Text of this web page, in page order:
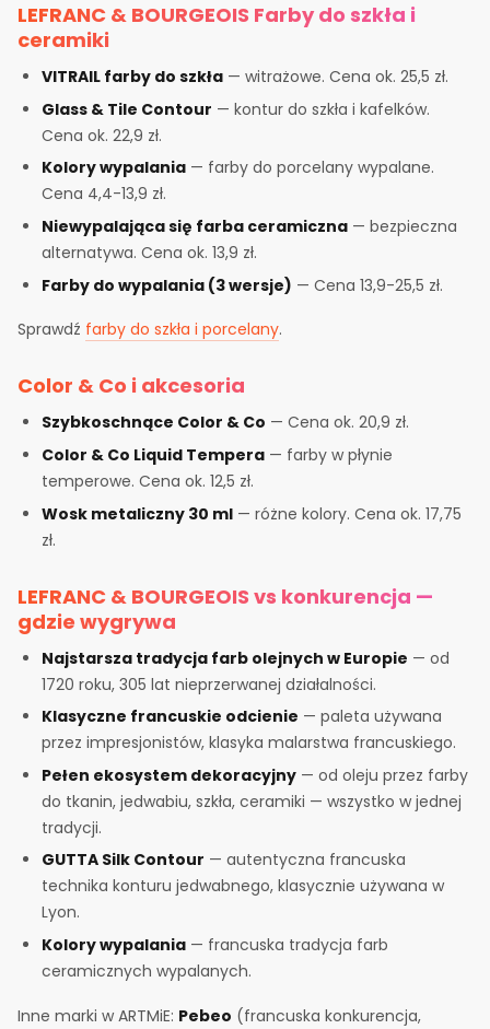
LEFRANC & BOURGEOIS Farby do szkła i
ceramiki
VITRAIL farby do szkła — witrażowe. Cena ok. 25,5 zł.
Glass & Tile Contour — kontur do szkła i kafelków.
Cena ok. 22,9 zł.
Kolory wypalania — farby do porcelany wypalane.
Cena 4,4-13,9 zł.
Niewypalająca się farba ceramiczna — bezpieczna
alternatywa. Cena ok. 13,9 zł.
Farby do wypalania (3 wersje) — Cena 13,9-25,5 zł.
Sprawdź farby do szkła i porcelany.
Color & Co i akcesoria
Szybkoschnące Color & Co — Cena ok. 20,9 zł.
Color & Co Liquid Tempera — farby w płynie
temperowe. Cena ok. 12,5 zł.
Wosk metaliczny 30 ml — różne kolory. Cena ok. 17,75
zł.
LEFRANC & BOURGEOIS vs konkurencja —
gdzie wygrywa
Najstarsza tradycja farb olejnych w Europie — od
1720 roku, 305 lat nieprzerwanej działalności.
Klasyczne francuskie odcienie — paleta używana
przez impresjonistów, klasyka malarstwa francuskiego.
Pełen ekosystem dekoracyjny — od oleju przez farby
do tkanin, jedwabiu, szkła, ceramiki — wszystko w jednej
tradycji.
GUTTA Silk Contour — autentyczna francuska
technika konturu jedwabnego, klasycznie używana w
Lyon.
Kolory wypalania — francuska tradycja farb
ceramicznych wypalanych.
Inne marki w ARTMiE: Pebeo (francuska konkurencja,